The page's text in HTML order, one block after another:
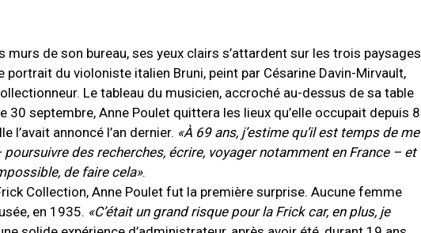
de son bureau, ses yeux clairs s’attardent sur les trois paysages
portrait du violoniste italien Bruni, peint par Césarine Davin-Mirvault,
Le tableau du musicien, accroché au-dessus de sa table
septembre, Anne Poulet quittera les lieux qu’elle occupait depuis 8
l’avait annoncé l’an dernier. «À 69 ans, j’estime qu’il est temps de me
des recherches, écrire, voyager notamment en France – et
de faire cela».
Collection, Anne Poulet fut la première surprise. Aucune femme
en 1935. «C’était un grand risque pour la Frick car, en plus, je